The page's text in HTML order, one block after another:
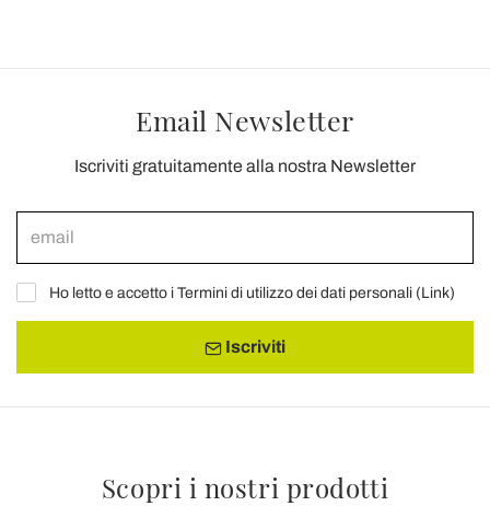
Email Newsletter
Iscriviti gratuitamente alla nostra Newsletter
Ho letto e accetto i Termini di utilizzo dei dati personali (Link)
Iscriviti
Scopri i nostri prodotti